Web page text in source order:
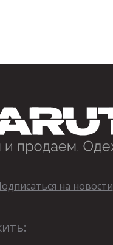
на новости